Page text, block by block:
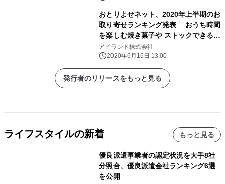
おとりよせネット、2020年上半期のお
取り寄せランキング発表 おうち時間
を楽しむ焼き菓子や ストックできるグ
ルメがランクイン
アイランド株式会社
2020年6月16日 13:00
発行者のリリースをもっと見る
ライフスタイルの新着 もっと見る
優良派遣事業者の認定状況を大手8社
分照合、優良派遣会社ランキング6選
を公開